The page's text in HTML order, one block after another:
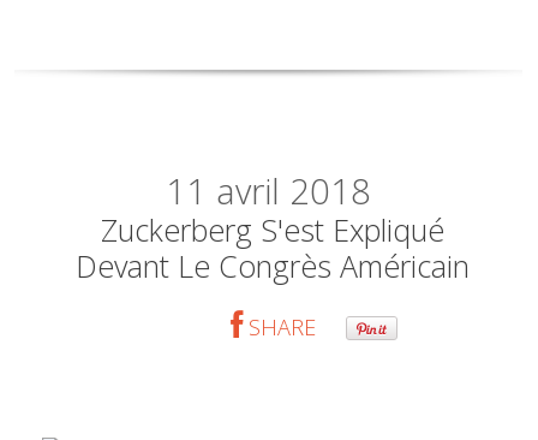
11 avril 2018
Zuckerberg S'est Expliqué
Devant Le Congrès Américain
SHARE